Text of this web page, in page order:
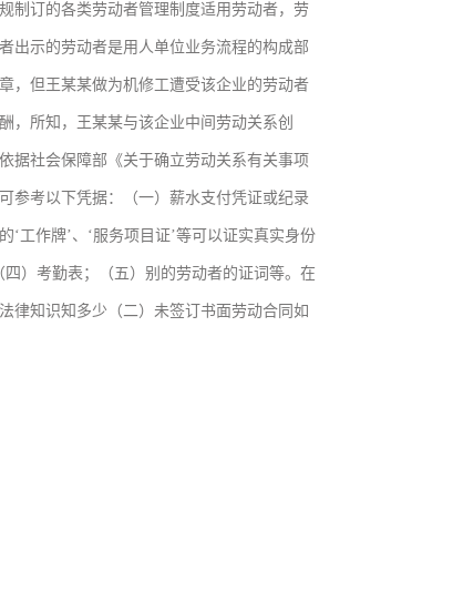
制订的各类劳动者管理制度适用劳动者，劳
出示的劳动者是用人单位业务流程的构成部
，但王某某做为机修工遭受该企业的劳动者
，所知，王某某与该企业中间劳动关系创
据社会保障部《关于确立劳动关系有关事项
参考以下凭据：（一）薪水支付凭证或纪录
工作牌’、‘服务项目证’等可以证实真实身份
）考勤表；（五）别的劳动者的证词等。在
律知识知多少（二）未签订书面劳动合同如